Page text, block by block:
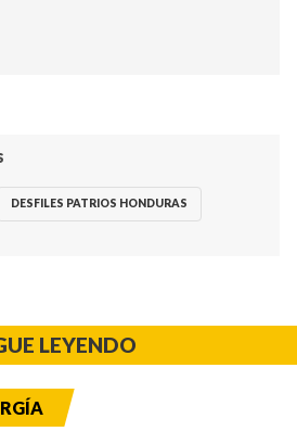
DESFILES PATRIOS HONDURAS
LEYENDO